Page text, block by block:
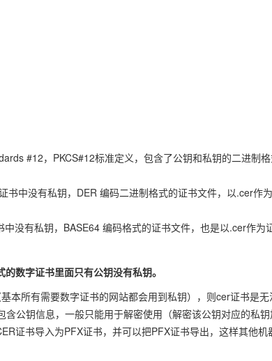
#12，PKCS#12标准定义，包含了公钥和私钥的二进制
书中没有私钥，DER 编码二进制格式的证书文件，以.cer作
中没有私钥，BASE64 编码格式的证书文件，也是以.cer作为
数字证书里面只有公钥没有私钥。
本所有需要数字证书的网站都会用到私钥），则cer证书是无
公钥信息，一般只能用于解密使用（解密该公钥对应的私钥
证书导入为PFX证书，并可以把PFX证书导出，这样其他机